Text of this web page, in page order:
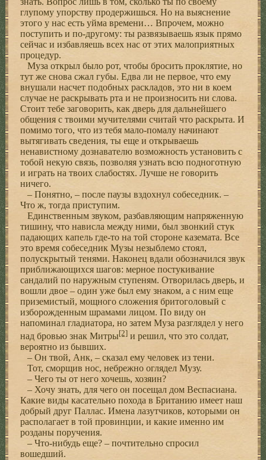
глупому упорству продержишься. Но на выяснение
этого у нас есть уйма времени… Впрочем, можно
поступить и по-другому: ты развязываешь язык прямо
сейчас и избавляешь всех нас от этих малоприятных
процедур.
Муза открыл было рот, чтобы бросить проклятие, но
тут же снова сжал губы. Едва ли не первое, что ему
внушали насчет подобных раскладов, это ни в коем
случае не раскрывать рта и не произносить ни слова.
Стоит тебе заговорить, как дверь для дальнейшего
общения с твоими мучителями считай что раскрыта. И
помимо того, что из тебя мало-помалу начинают
вытягивать сведения, ты еще и открываешь
ненавистному дознавателю возможность установить с
тобой некую связь, позволяя узнать всю подноготную
и играть на твоих слабостях. Лучше не говорить
ничего.
– Понятно, – после паузы вздохнул собеседник. –
Что ж, тогда приступим.
Единственным звуком, разбавляющим напряженную
тишину, что нависла между ними, был звонкий стук
падающих капель где-то на той стороне каземата. Все
это время собеседник Музы незыблемо стоял,
полускрытый тенями. Наконец вдали обозначился звук
приближающихся шагов: мерное постукивание
сандалий по наружным ступеням. Отворилась дверь, и
вошли двое – один уже был ему знаком, а с ним еще
приземистый, мощного сложения бритоголовый с
изборожденным шрамами лицом. По виду он
напоминал гладиатора, но затем Муза разглядел у него
над бровью знак Митры[2] и решил, что это солдат,
вероятно из бывших.
– Он твой, Анк, – сказал ему человек из тени.
Тот, сморщив нос, небрежно оглядел Музу.
– Чего ты от него хочешь, хозяин?
– Хочу знать, для чего он посещал дом Веспасиана.
Какие виды касательно похода в Британию имеет наш
добрый друг Паллас. Имена лазутчиков, которыми он
располагает в той провинции, и какие именно им
розданы поручения.
– Что-нибудь еще? – почтительно спросил
вошедший.